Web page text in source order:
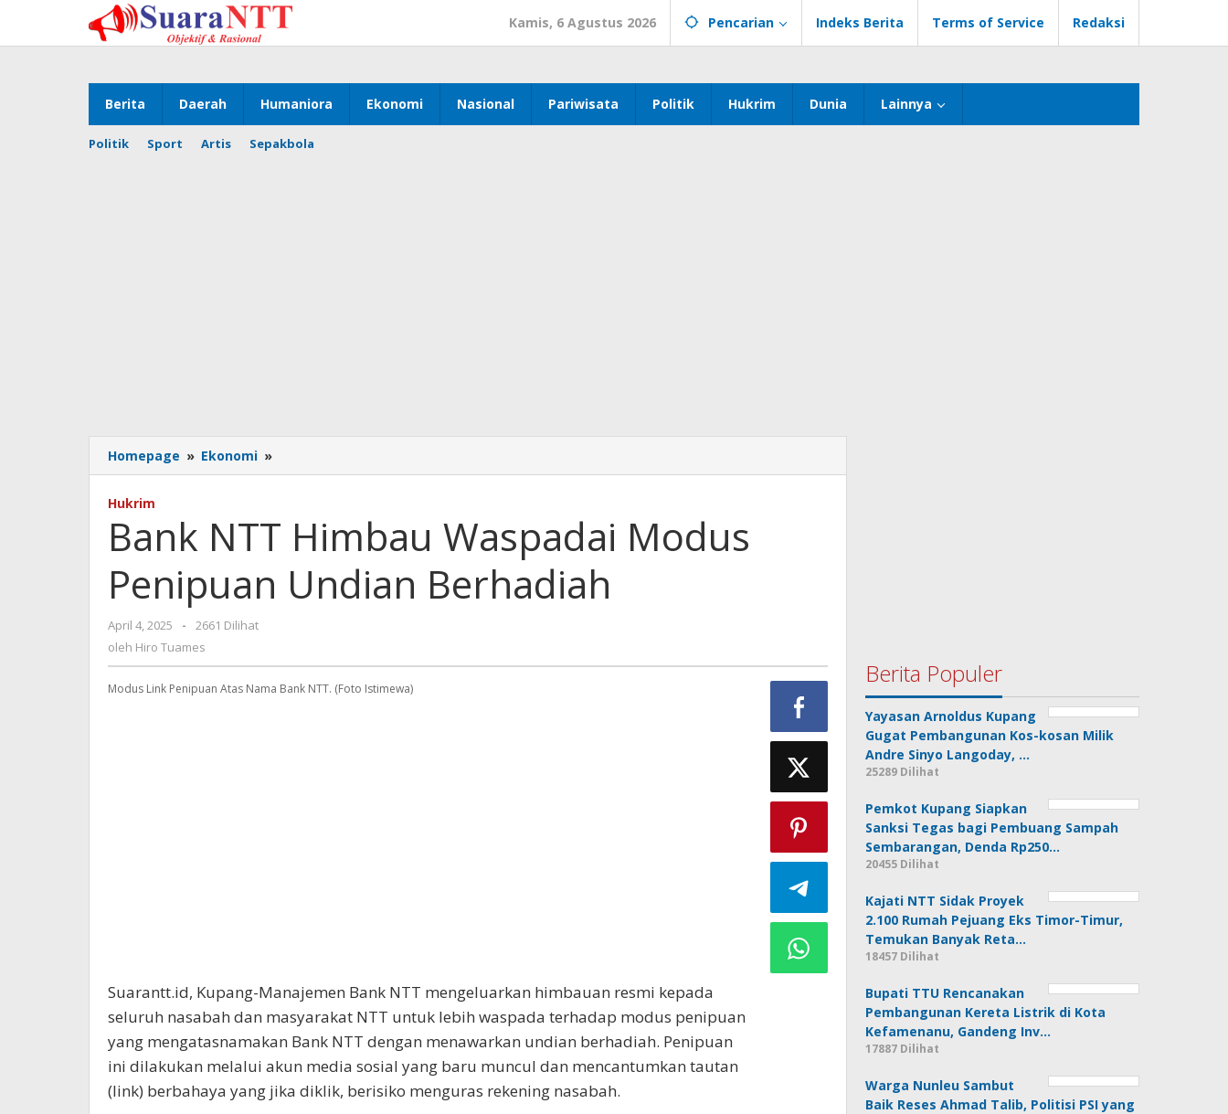
konten
Kamis, 6 Agustus 2026 Pencarian Indeks Berita Terms of Service Redaksi
Berita Daerah Humaniora Ekonomi Nasional Pariwisata Politik Hukrim Dunia Lainnya
Politik Sport Artis Sepakbola
Homepage » Ekonomi »
NTT
Modus
Penipuan
Undian
Berhadiah
Hukrim
Bank NTT Himbau Waspadai Modus
Penipuan Undian Berhadiah
April 4, 2025
oleh
-
2661 Dilihat
oleh Hiro Tuames
Modus Link Penipuan Atas Nama Bank NTT. (Foto Istimewa)
Suarantt.id, Kupang-Manajemen Bank NTT mengeluarkan himbauan resmi kepada
seluruh nasabah dan masyarakat NTT untuk lebih waspada terhadap modus penipuan
yang mengatasnamakan Bank NTT dengan menawarkan undian berhadiah. Penipuan
ini dilakukan melalui akun media sosial yang baru muncul dan mencantumkan tautan
(link) berbahaya yang jika diklik, berisiko menguras rekening nasabah.
Berita Populer
Yayasan Arnoldus Kupang
Gugat Pembangunan Kos-kosan Milik
Andre Sinyo Langoday, …
25289 Dilihat
Pemkot Kupang Siapkan
Sanksi Tegas bagi Pembuang Sampah
Sembarangan, Denda Rp250…
20455 Dilihat
Kajati NTT Sidak Proyek
2.100 Rumah Pejuang Eks Timor-Timur,
Temukan Banyak Reta…
18457 Dilihat
Bupati TTU Rencanakan
Pembangunan Kereta Listrik di Kota
Kefamenanu, Gandeng Inv…
17887 Dilihat
Warga Nunleu Sambut
Baik Reses Ahmad Talib, Politisi PSI yang